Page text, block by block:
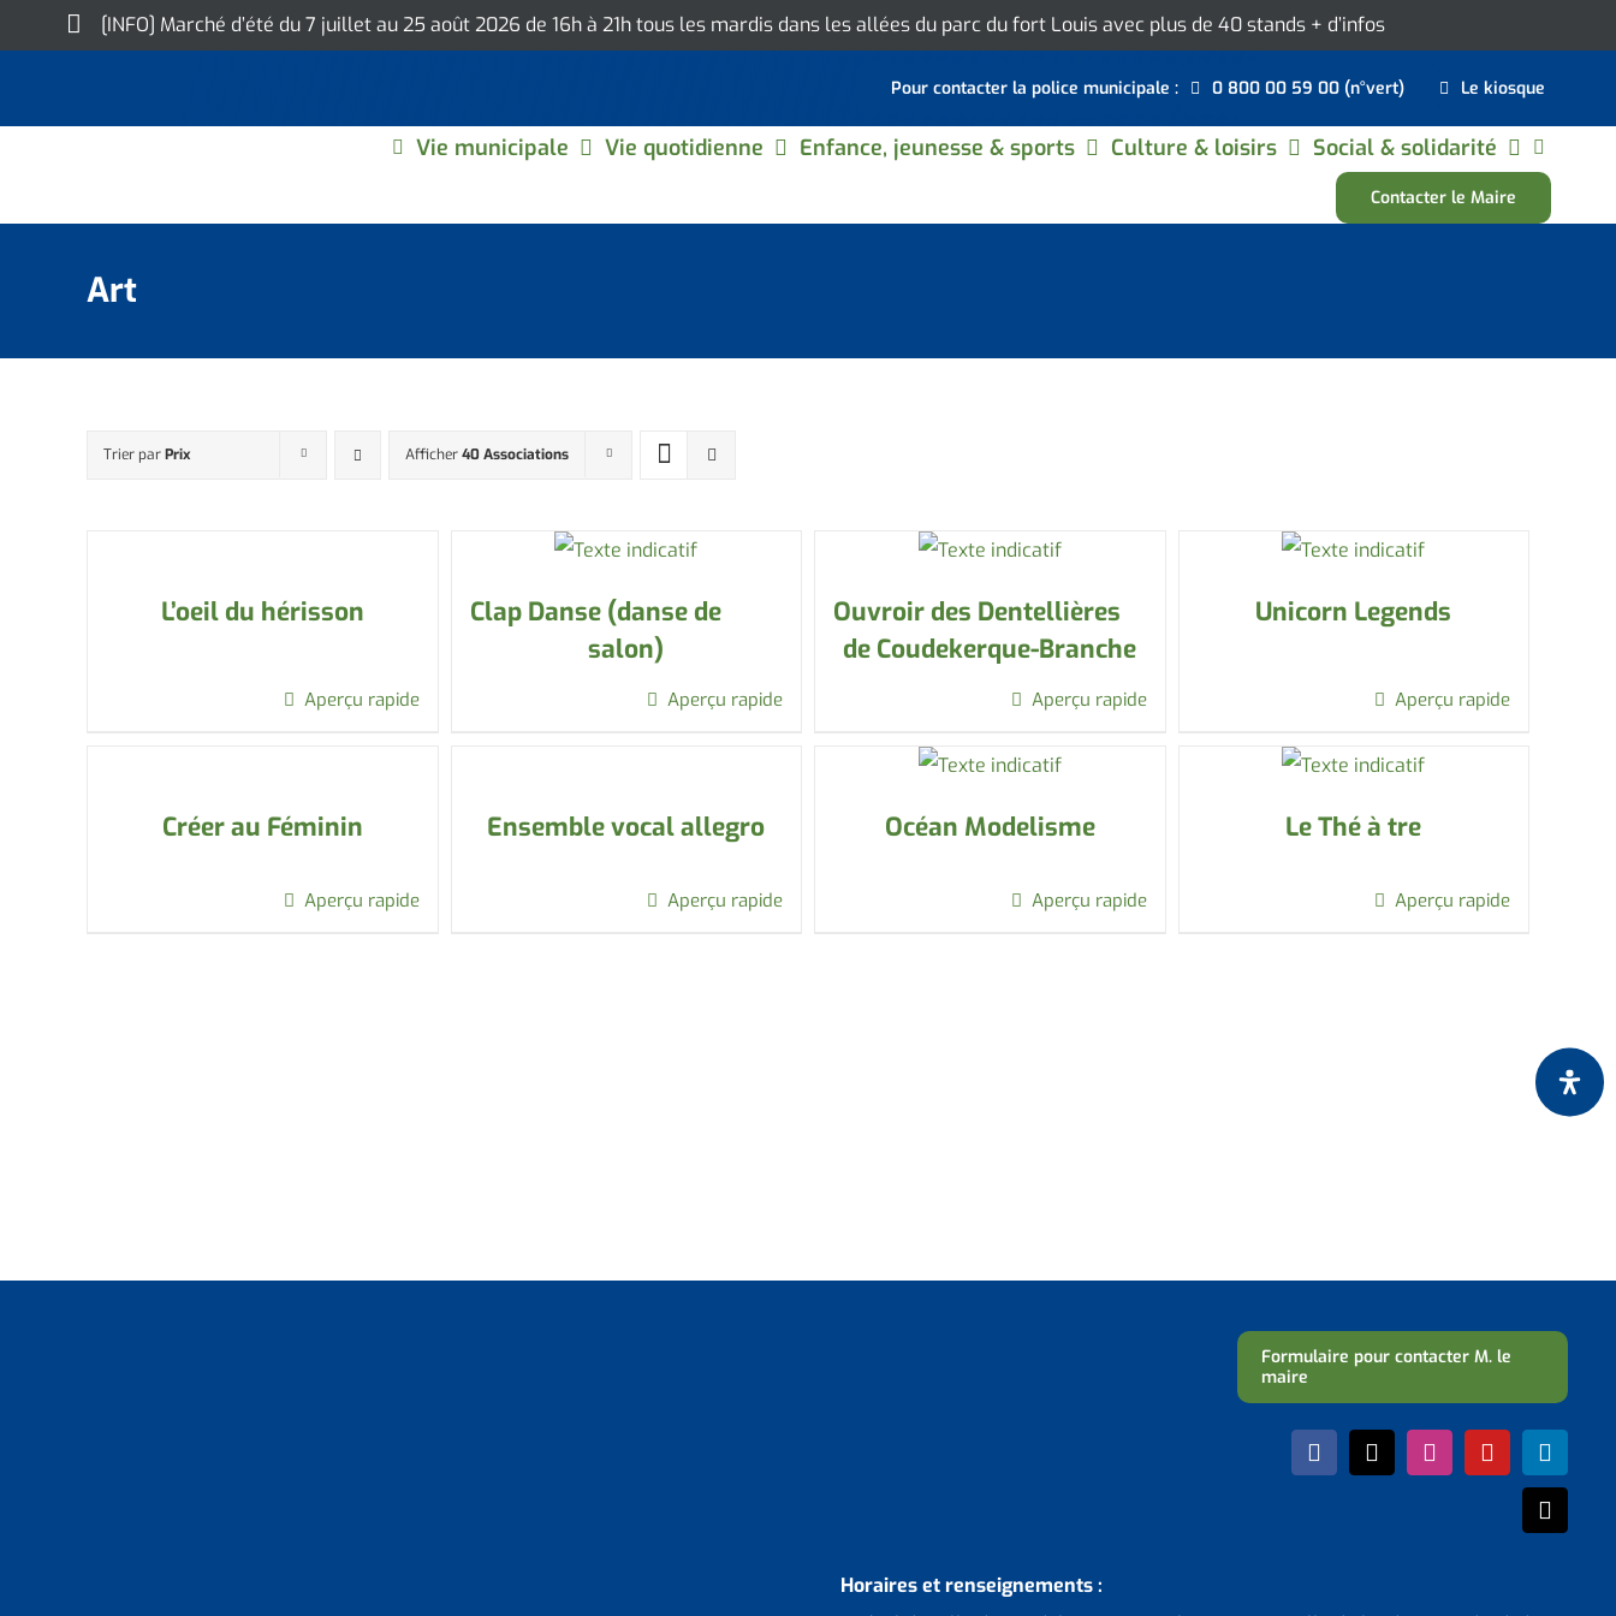
to
[INFO] Marché d’été du 7 juillet au 25 août 2026 de 16h à 21h tous les mardis dans les allées du parc du fort Louis avec plus de 40 stands + d’infos
Pour contacter la police municipale : 0 800 00 59 00 (n°vert) Le kiosque
Vie municipale Vie quotidienne Enfance, jeunesse & sports Culture & loisirs Social & solidarité
Contacter le Maire
Art
Trier parPrix Afficher40 Associations
L’oeil du hérisson
Aperçu rapide
Clap Danse (danse de
salon)
Aperçu rapide
Ouvroir des Dentellières
de Coudekerque-Branche
Aperçu rapide
Unicorn Legends
Aperçu rapide
Créer au Féminin
Aperçu rapide
Ensemble vocal allegro
Aperçu rapide
Océan Modelisme
Aperçu rapide
Le Thé à tre
Aperçu rapide
Formulaire pour contacter M. le
maire
Horaires et renseignements :